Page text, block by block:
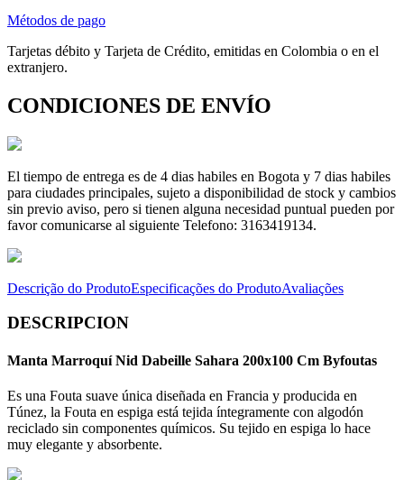
Métodos de pago
Tarjetas débito y Tarjeta de Crédito, emitidas en Colombia o en el
extranjero.
CONDICIONES DE ENVÍO
El tiempo de entrega es de 4 dias habiles en Bogota y 7 dias habiles
para ciudades principales, sujeto a disponibilidad de stock y cambios
sin previo aviso, pero si tienen alguna necesidad puntual pueden por
favor comunicarse al siguiente Telefono: 3163419134.
Descrição do ProdutoEspecificações do ProdutoAvaliações
DESCRIPCION
Manta Marroquí Nid Dabeille Sahara 200x100 Cm Byfoutas
Es una Fouta suave única diseñada en Francia y producida en
Túnez, la Fouta en espiga está tejida íntegramente con algodón
reciclado sin componentes químicos. Su tejido en espiga lo hace
muy elegante y absorbente.